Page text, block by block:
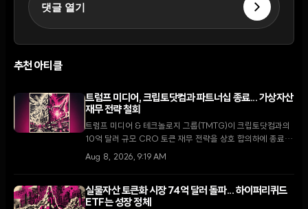
댓글 열기
추천 아티클
트럼프 미디어, 크립토닷컴과 파트너십 종료... 가상자산
재무 전략 철회
트럼프 미디어 & 테크놀로지 그룹(TMTG)이 크립토닷컴과의
10억 달러 규모 CRO 토큰 재무 전략을 상호 합의하에 종료했
다. 이번 결정은 가상자산 시장의 냉각 속에 핵융합 에너지와
Aug 8, 2026, 9:19 AM
실물자산 토큰화 시장 74억 달러 돌파... 하이퍼리퀴드
ETF는 성장 정체